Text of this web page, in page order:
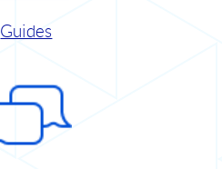
Guides